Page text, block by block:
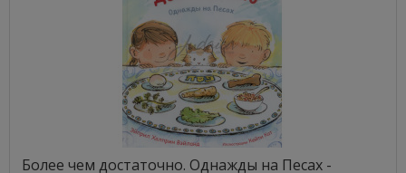
Более чем достаточно. Однажды на Песах -